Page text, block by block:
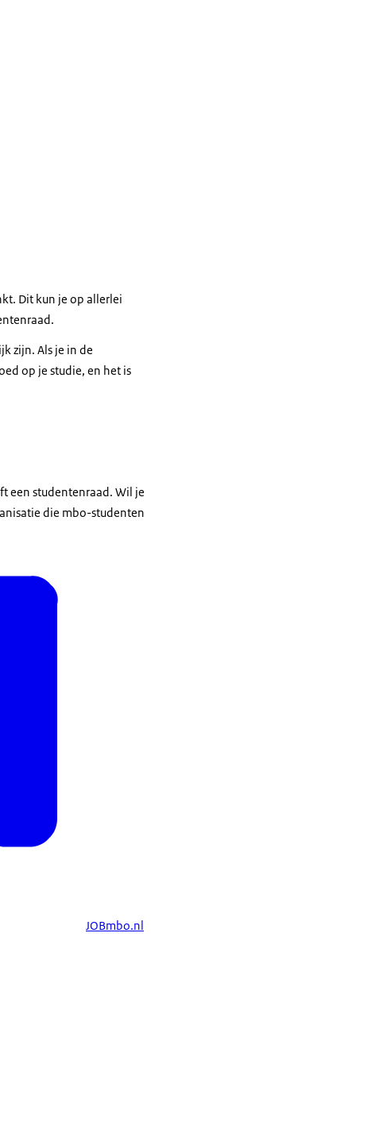
Dit kun je op allerlei
zijn. Als je in de
op je studie, en het is
een studentenraad. Wil je
die mbo-studenten
JOBmbo.nl